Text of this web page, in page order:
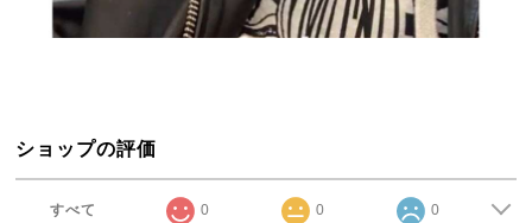
ショップの評価
すべて 0 0 0